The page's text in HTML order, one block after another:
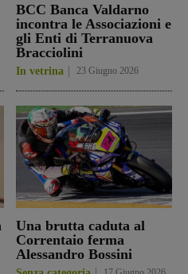
BCC Banca Valdarno
incontra le Associazioni e
gli Enti di Terranuova
Bracciolini
In vetrina 23 Giugno 2026
Una brutta caduta al
Correntaio ferma
Alessandro Bossini